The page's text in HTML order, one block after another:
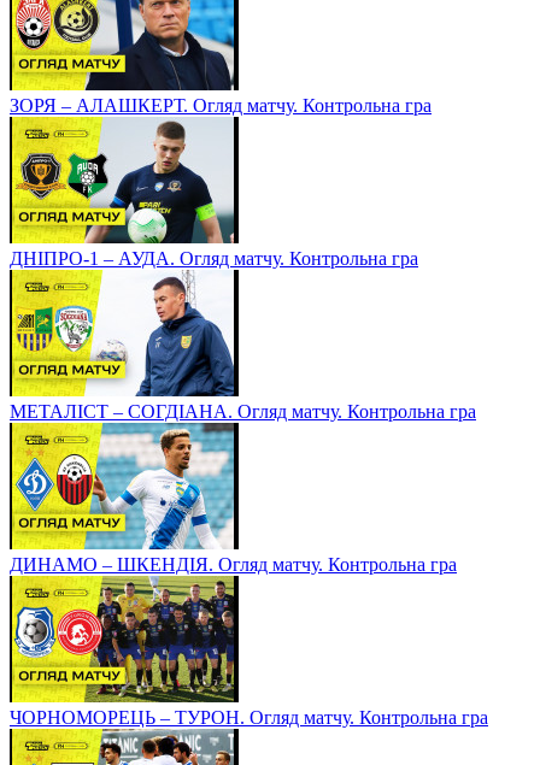
ЗОРЯ – АЛАШКЕРТ. Огляд матчу. Контрольна гра
ДНІПРО-1 – АУДА. Огляд матчу. Контрольна гра
МЕТАЛІСТ – СОГДІАНА. Огляд матчу. Контрольна гра
ДИНАМО – ШКЕНДІЯ. Огляд матчу. Контрольна гра
ЧОРНОМОРЕЦЬ – ТУРОН. Огляд матчу. Контрольна гра